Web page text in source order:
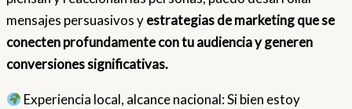
mensajes persuasivos yestrategias de marketing que se
conecten profundamente con tu audiencia y generen
conversiones significativas.
Experiencia local, alcance nacional: Si bien estoy